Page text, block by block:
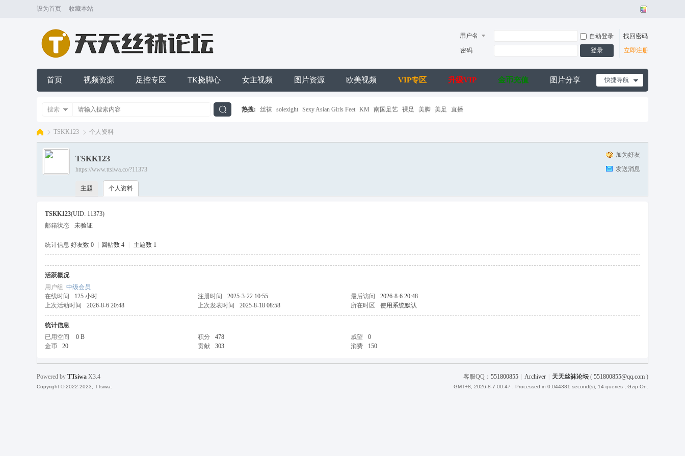
设为首页 收藏本站
用户名 自动登录
找回密码
密码
登录 立即注册
快捷导航
首页 视频资源 足控专区 TK挠脚心 女主视频 图片资源 欧美视频 VIP专区 升级VIP 金币充值 图片分享
搜索 热搜: 丝袜 solexight Sexy Asian Girls Feet KM 南国足艺 裸足 美脚 美足 直播
丝
›
TSKK123 个人资料
加为好友
发送消息
TSKK123
https://www.ttsiwa.co/?11373
主题 个人资料
TSKK123(UID: 11373)
邮箱状态
未验证
统计信息 好友数 0 回帖数 4 主题数 1
活跃概况
用户组 中级会员
在线时间
125 小时 注册时间 2025-3-22 10:55 最后访问
2026-8-6 20:48
上次活动时间
2026-8-6 20:48 上次发表时间 2025-8-18 08:58 所在时区 使用系统默认
统计信息
已用空间
0 B 积分 478 威望
0
金币
20 贡献 303 消费 150
客服QQ： 551800855 Archiver 天天丝袜论坛 ( 551800855@qq.com )
GMT+8, 2026-8-7 00:47 , Processed in 0.044381 second(s), 14 queries , Gzip On.
Powered by TTsiwa X3.4
Copyright © 2022-2023, TTsiwa.